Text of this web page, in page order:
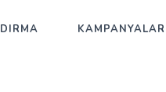
KAMPANYALAR